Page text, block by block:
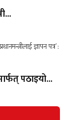
पठाइयो...